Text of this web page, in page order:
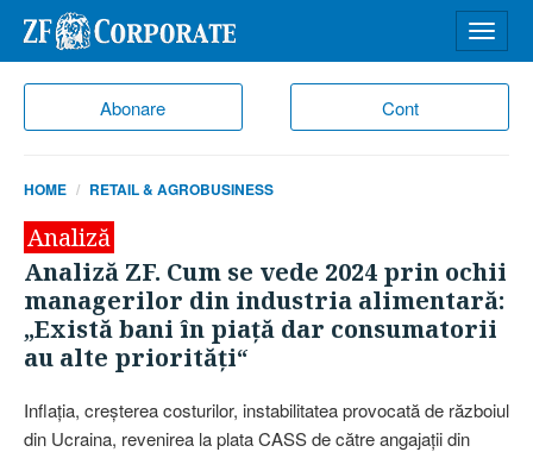
Abonare Cont
meniu
HOME RETAIL & AGROBUSINESS
Analiză
Analiză ZF. Cum se vede 2024 prin ochii
managerilor din industria alimentară:
„Există bani în piaţă dar consumatorii
au alte priorităţi“
Inflaţia, creşterea costurilor, insta­bilitatea provocată de războiul
din Ucraina, revenirea la plata CASS de către angajaţii din